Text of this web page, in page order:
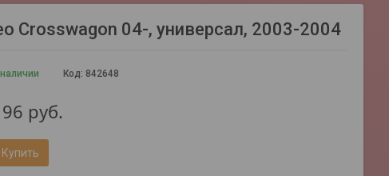
Crosswagon 04-, универсал, 2003-2004
Код: 842648
руб.
Купить